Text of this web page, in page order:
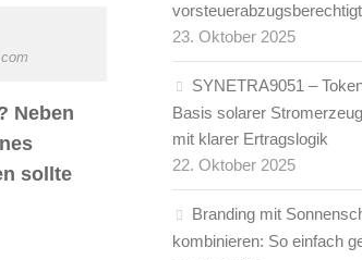
Neben
sollte
23. Oktober 2025
SYNETRA9051 –
Basis solarer
mit klarer Ertragslogik
22. Oktober 2025
Branding mit
kombinieren: So einfach